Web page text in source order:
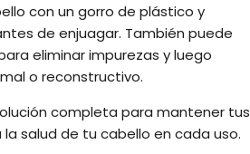
con un gorro de plástico y
de enjuagar. También puede
eliminar impurezas y luego
o reconstructivo.
completa para mantener tus
salud de tu cabello en cada uso.